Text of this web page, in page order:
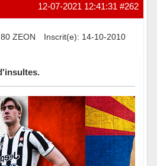
#262
12-07-2021 12:41:31
ZEON
Inscrit(e): 14-10-2010